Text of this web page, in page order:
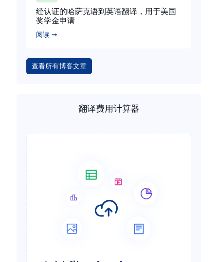
经认证的哈萨克语到英语翻译，用于美国
奖学金申请
阅读 ➞
查看所有博客文章
翻译费用计算器